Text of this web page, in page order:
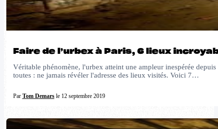
Faire de l’urbex à Paris, 6 lieux
Véritable phénomène, l'urbex atteint une ampleur inespérée
toutes : ne jamais révéler l'adresse des lieux visités. Voici 7…
Par Tom Demarsle 12 septembre 2019